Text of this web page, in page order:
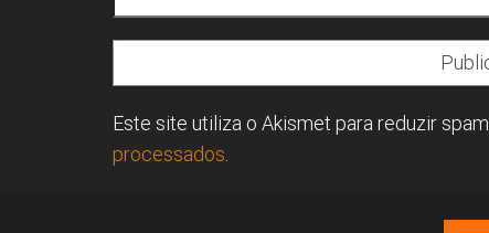
Este site utiliza o Akismet para reduzir spam.
processados